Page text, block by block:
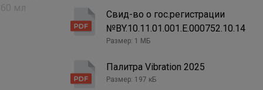
мл
Свид-во о гос.регистрации
№BY.10.11.01.001.Е.000752.10.14
Размер: 1 МБ
Палитра Vibration 2025
Размер: 197 кБ